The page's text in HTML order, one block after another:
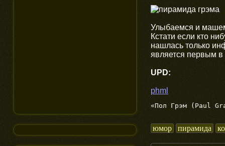
Улыбаемся и
Кстати если кто
нашлась только
является первым
UPD:
phml
«Пол Грэм (Paul
юмор пирамида